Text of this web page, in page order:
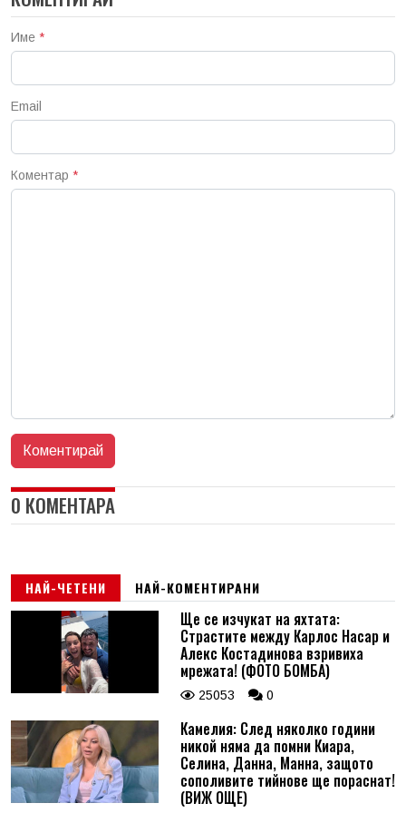
Име *
Email
Коментар *
0 КОМЕНТАРА
НАЙ-ЧЕТЕНИ НАЙ-КОМЕНТИРАНИ
Ще се изчукат на яхтата:
Страстите между Карлос Насар и
Алекс Костадинова взривиха
мрежата! (ФОТО БОМБА)
25053 0
Камелия: След няколко години
никой няма да помни Киара,
Селина, Данна, Манна, защото
сополивите тийнове ще пораснат!
(ВИЖ ОЩЕ)